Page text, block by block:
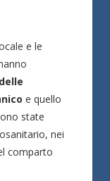
e le
e quello
state
nei
comparto